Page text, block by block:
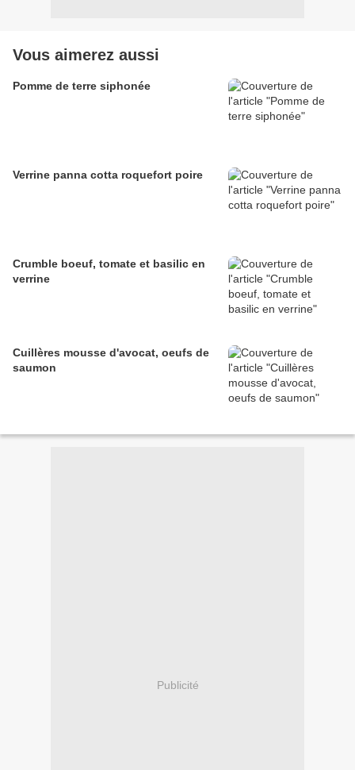
Vous aimerez aussi
Pomme de terre siphonée
Verrine panna cotta roquefort poire
Crumble boeuf, tomate et basilic en
verrine
Cuillères mousse d'avocat, oeufs de
saumon
Publicité